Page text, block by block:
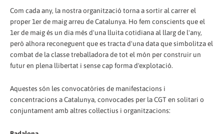
Com cada any, la nostra organització torna a sortir al carrer el
proper 1er de maig arreu de Catalunya. Ho fem conscients que el
1er de maig és un dia més d'una lluita cotidiana al llarg de l'any,
però alhora reconeguent que es tracta d'una data que simbolitza el
combat de la classe treballadora de tot el món per construir un
futur en plena llibertat i sense cap forma d'explotació.
Aquestes són les convocatòries de manifestacions i
concentracions a Catalunya, convocades per la CGT en solitari o
conjuntament amb altres col·lectius i organitzacions: